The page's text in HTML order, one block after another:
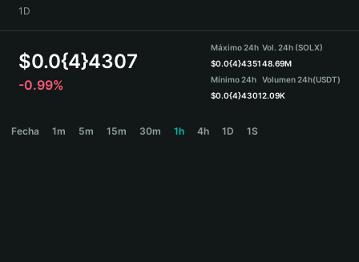
ภาษาไทย
हिन्दी
Español
Português (Brasil)
1D
$0.0{4}4307
-0.99%
Máximo 24h
$0.0{4}4351
Mínimo 24h
$0.0{4}4301
Vol. 24h (SOLX)
48.69M
Volumen 24h(USDT)
2.09K
Fecha 1m 5m 15m 30m 1h 4h 1D 1S